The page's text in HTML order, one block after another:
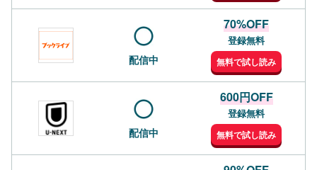
配信中
70%OFF
登録無料
無料で試し読み
配信中
600円OFF
登録無料
無料で試し読み